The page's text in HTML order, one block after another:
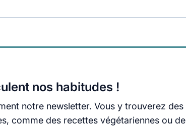
nos habitudes !
notre newsletter. Vous y trouverez des
comme des recettes végétariennes ou de